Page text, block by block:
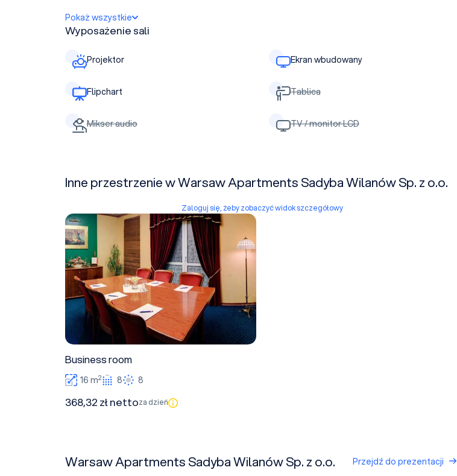
Pokaż wszystkie
Wyposażenie sali
Projektor Ekran wbudowany
Flipchart Tablica
Mikser audio TV / monitor LCD
Inne przestrzenie w Warsaw Apartments Sadyba Wilanów Sp. z o.o.
Zaloguj się, żeby zobaczyć widok szczegółowy
Business room
Business room
16 m2 8 8
368,32 zł nettoza dzień
Warsaw Apartments Sadyba Wilanów Sp. z o.o. Przejdź do prezentacji